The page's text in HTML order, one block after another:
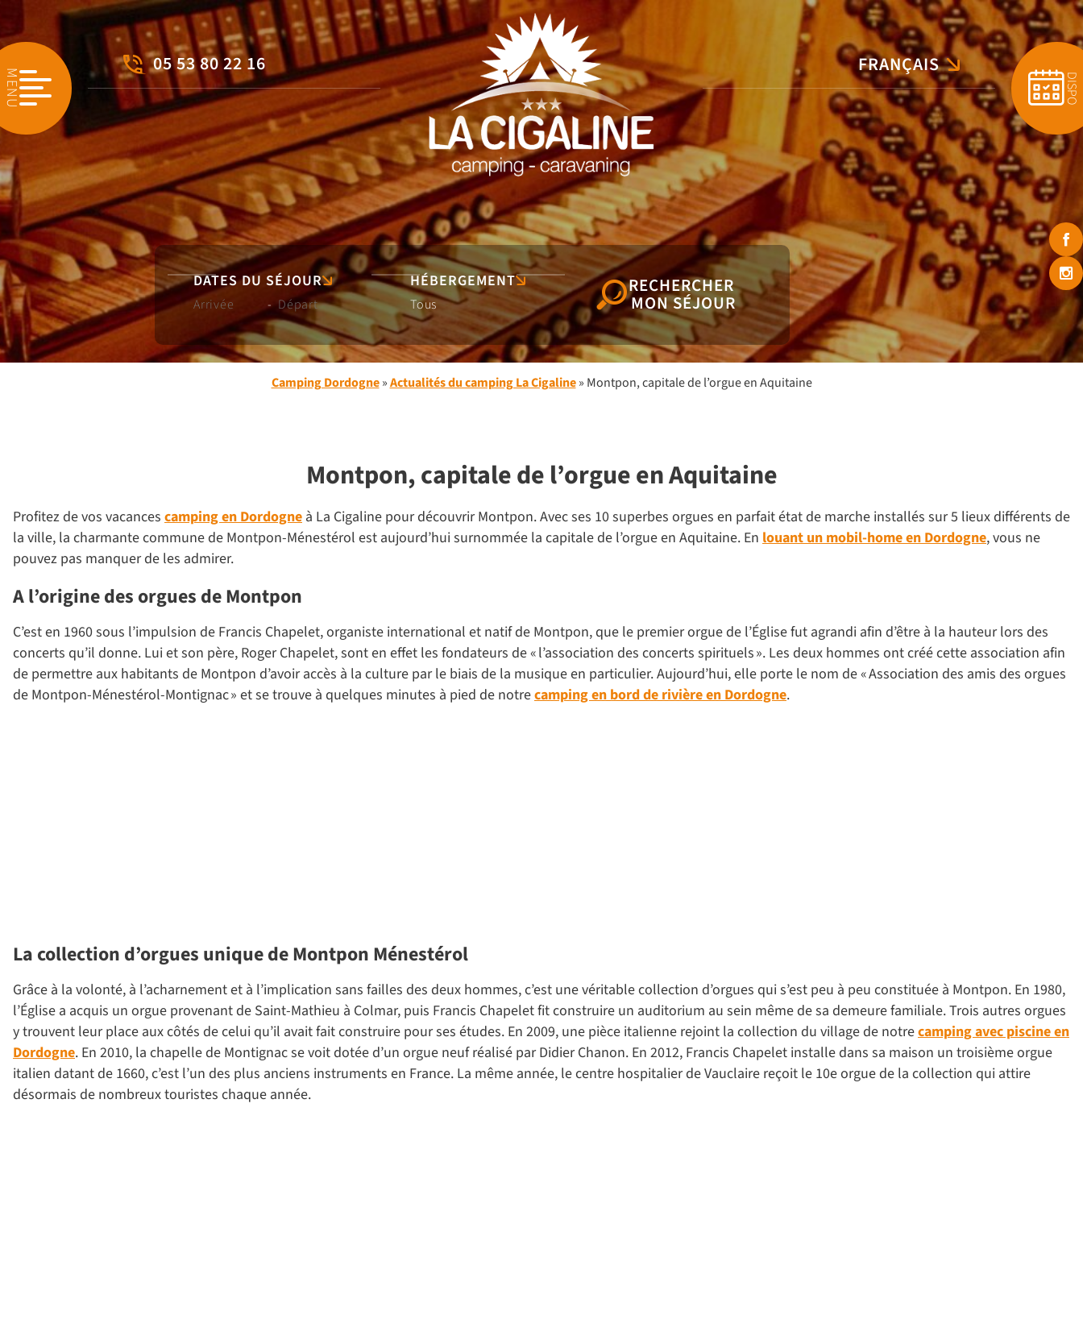
MENU
05 53 80 22 16 FRANÇAIS
ENGLISH DISPO
DATES DU SÉJOUR
-
HÉBERGEMENT RECHERCHER
MON SÉJOUR
Camping Dordogne»Actualités du camping La Cigaline» Montpon, capitale de l’orgue en Aquitaine
Montpon, capitale de l’orgue en Aquitaine
Profitez de vos vacances camping en Dordogne à La Cigaline pour découvrir Montpon. Avec ses 10 superbes orgues en parfait état de marche installés sur 5 lieux différents de
la ville, la charmante commune de Montpon-Ménestérol est aujourd’hui surnommée la capitale de l’orgue en Aquitaine. En louant un mobil-home en Dordogne, vous ne
pouvez pas manquer de les admirer.
A l’origine des orgues de Montpon
C’est en 1960 sous l’impulsion de Francis Chapelet, organiste international et natif de Montpon, que le premier orgue de l’Église fut agrandi afin d’être à la hauteur lors des
concerts qu’il donne. Lui et son père, Roger Chapelet, sont en effet les fondateurs de « l’association des concerts spirituels ». Les deux hommes ont créé cette association afin
de permettre aux habitants de Montpon d’avoir accès à la culture par le biais de la musique en particulier. Aujourd’hui, elle porte le nom de « Association des amis des orgues
de Montpon-Ménestérol-Montignac » et se trouve à quelques minutes à pied de notrecamping en bord de rivière en Dordogne.
La collection d’orgues unique de Montpon Ménestérol
Grâce à la volonté, à l’acharnement et à l’implication sans failles des deux hommes, c’est une véritable collection d’orgues qui s’est peu à peu constituée à Montpon. En 1980,
l’Église a acquis un orgue provenant de Saint-Mathieu à Colmar, puis Francis Chapelet fit construire un auditorium au sein même de sa demeure familiale. Trois autres orgues
y trouvent leur place aux côtés de celui qu’il avait fait construire pour ses études. En 2009, une pièce italienne rejoint la collection du village de notrecamping avec piscine en
Dordogne. En 2010, la chapelle de Montignac se voit dotée d’un orgue neuf réalisé par Didier Chanon. En 2012, Francis Chapelet installe dans sa maison un troisième orgue
italien datant de 1660, c’est l’un des plus anciens instruments en France. La même année, le centre hospitalier de Vauclaire reçoit le 10e orgue de la collection qui attire
désormais de nombreux touristes chaque année.